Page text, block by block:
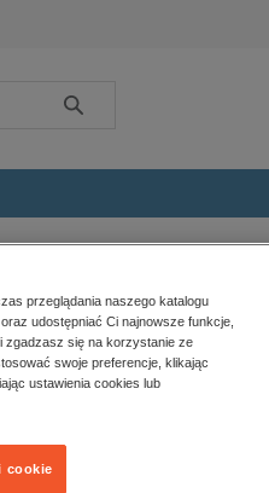
Szukaj
przeglądania naszego katalogu
udostępniać Ci najnowsze funkcje,
zgadzasz się na korzystanie ze
swoje preferencje, klikając
ustawienia cookies lub
cookie